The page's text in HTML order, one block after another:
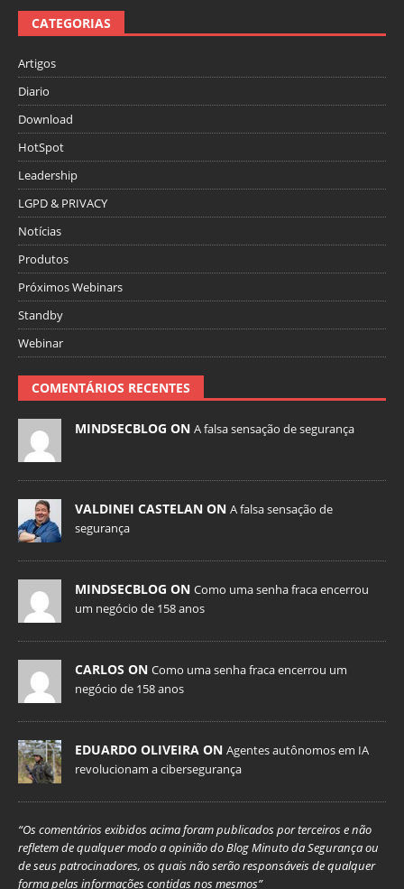
CATEGORIAS
Artigos
Diario
Download
HotSpot
Leadership
LGPD & PRIVACY
Notícias
Produtos
Próximos Webinars
Standby
Webinar
COMENTÁRIOS RECENTES
MINDSECBLOG ON A falsa sensação de segurança
VALDINEI CASTELAN ON A falsa sensação de
segurança
MINDSECBLOG ON Como uma senha fraca encerrou
um negócio de 158 anos
CARLOS ON Como uma senha fraca encerrou um
negócio de 158 anos
EDUARDO OLIVEIRA ON Agentes autônomos em IA
revolucionam a cibersegurança
“Os comentários exibidos acima foram publicados por terceiros e não
refletem de qualquer modo a opinião do Blog Minuto da Segurança ou
de seus patrocinadores, os quais não serão responsáveis de qualquer
forma pelas informações contidas nos mesmos”